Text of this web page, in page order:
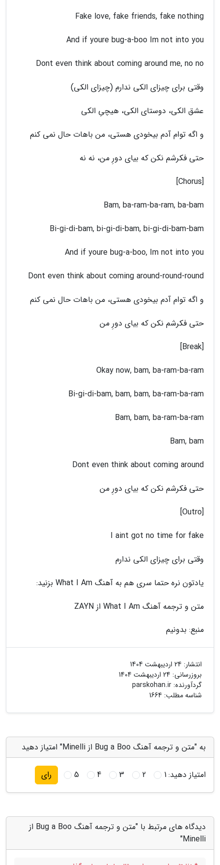
Fake love, fake friends, fake nothing
And if youre bug-a-boo Im not into you
Dont even think about coming around me, no no
وقتی برای چیزای الکی ندارم (چیزای الکی)
عشق الکی، دوستای الکی، هیچیِ الکی
و اگه توام آدم بیخودی هستی، من باهات حال نمی کنم
حتی فکرشم نکن که بیای دورِ من، نه نه
[Chorus]
Bam, ba-ram-ba-ram, ba-bam
Bi-gi-di-bam, bi-gi-di-bam, bi-gi-di-bam-bam
And if youre bug-a-boo, Im not into you
Dont even think about coming around-round-round
و اگه توام آدم بیخودی هستی، من باهات حال نمی کنم
حتی فکرشم نکن که بیای دورِ من
[Break]
Okay now, bam, ba-ram-ba-ram
Bi-gi-di-bam, bam, bam, ba-ram-ba-ram
Bam, bam, ba-ram-ba-ram
Bam, bam
Dont even think about coming around
حتی فکرشم نکن که بیای دورِ من
[Outro]
I aint got no time for fake
وقتی برای چیزای الکی ندارم
یادتون نره حتما سری هم به آهنگ What I Am بزنید:
متن و ترجمه آهنگ What I Am از ZAYN
منبع: بدونیم
انتشار: 24 اردیبهشت 1404
بروزرسانی: 24 اردیبهشت 1404
گردآورنده: parskohan.ir
شناسه مطلب: 1664
به "متن و ترجمه آهنگ Bug a Boo از Minelli" امتیاز دهید
امتیاز دهید:1
2
3
4
5 رای
دیدگاه های مرتبط با "متن و ترجمه آهنگ Bug a Boo از
Minelli"